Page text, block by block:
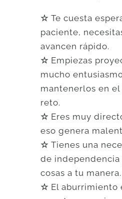
☆Te cuesta
paciente,
avancen rápido.
☆ Empiezas
mucho
mantenerlos en
reto.
☆ Eres muy
eso genera
☆Tienes una
de independencia
cosas a tu manera.
☆ El aburrimiento